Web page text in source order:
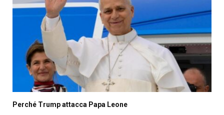
Perché Trump attacca Papa Leone